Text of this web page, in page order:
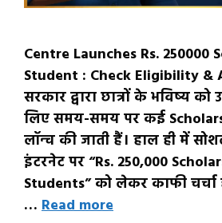
Centre Launches Rs. 250000
Student : Check Eligibility &
सरकार द्वारा छात्रों के भविष्य
लिए समय-समय पर कई
लॉन्च की जाती हैं। हाल ही में
इंटरनेट पर “Rs. 250,000
Students” को लेकर काफी चर्चा
… Read more